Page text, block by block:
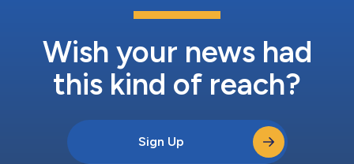
秒呈現給全球觀眾，並支援FIFA世界盃史上規模最為宏大的轉播工
作。分佈在各大場館及球隊大本營訓練基地的逾1.7萬台Lenovo及
Wish your news had
this kind of reach?
Sign Up